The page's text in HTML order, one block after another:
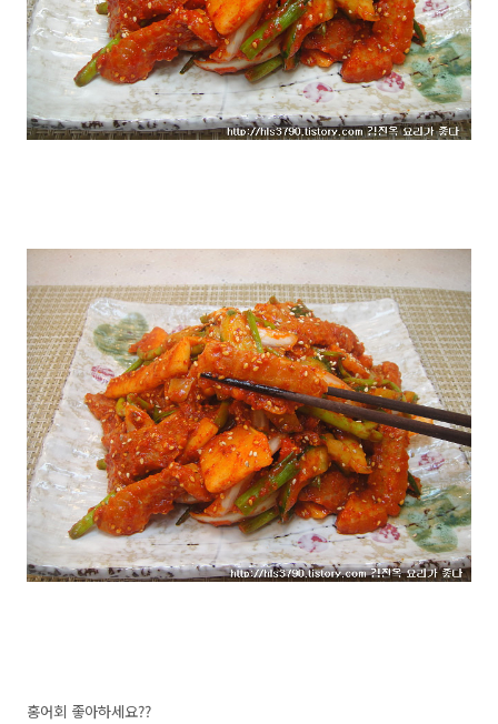
홍어회 좋아하세요??